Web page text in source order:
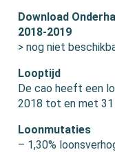
Download
2018-2019
> nog niet
Looptijd
De cao heeft een
2018 tot en met
Loonmutaties
– 1,30%